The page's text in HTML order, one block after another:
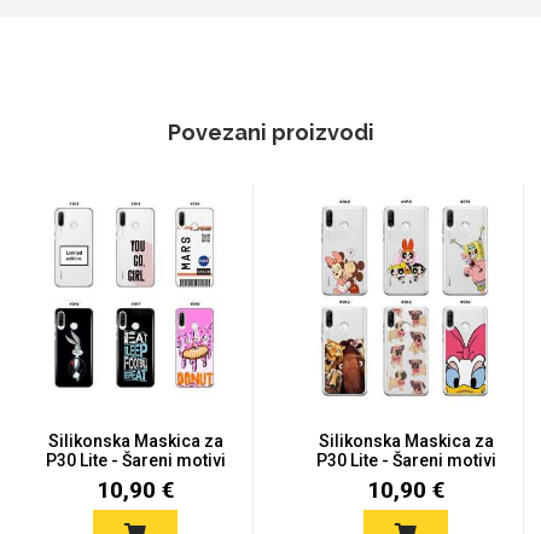
Povezani proizvodi
Silikonska Maskica za
P30 Lite - Šareni motivi
10,90 €
Silikonska Maskica za
P30 Lite - Šareni motivi
10,90 €